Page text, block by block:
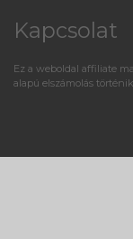
Kapcsolat
Ez a weboldal affiliate
alapú elszámolás történik.